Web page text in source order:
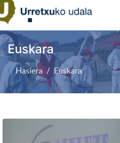
Euskara
Hasiera Euskara